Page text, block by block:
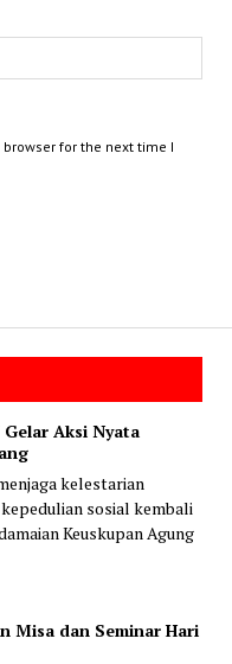
Gelar Aksi Nyata
kelestarian
sosial kembali
Keuskupan Agung
Misa dan Seminar Hari
for the next time I